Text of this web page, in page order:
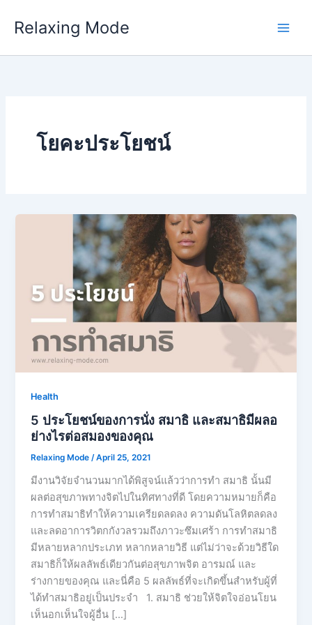
Relaxing Mode
โยคะประโยชน์
Health
5 ประโยชน์ของการนั่ง สมาธิ และสมาธิมีผลอ
ย่างไรต่อสมองของคุณ
Relaxing Mode/April 25, 2021
มีงานวิจัยจำนวนมากได้พิสูจน์แล้วว่าการทำ สมาธิ นั้นมี
ผลต่อสุขภาพทางจิตไปในทิศทางที่ดี โดยความหมายก็คือ
การทำสมาธิทำให้ความเครียดลดลง ความดันโลหิตลดลง
และลดอาการวิตกกังวลรวมถึงภาวะซึมเศร้า การทำสมาธิ
มีหลายหลากประเภท หลากหลายวิธี แต่ไม่ว่าจะด้วยวิธีใด
สมาธิก็ให้ผลลัพธ์เดียวกันต่อสุขภาพจิต อารมณ์ และ
ร่างกายของคุณ และนี่คือ 5 ผลลัพธ์ที่จะเกิดขึ้นสำหรับผู้ที่
ได้ทำสมาธิอยู่เป็นประจำ 1. สมาธิ ช่วยให้จิตใจอ่อนโยน
เห็นอกเห็นใจผู้อื่น […]